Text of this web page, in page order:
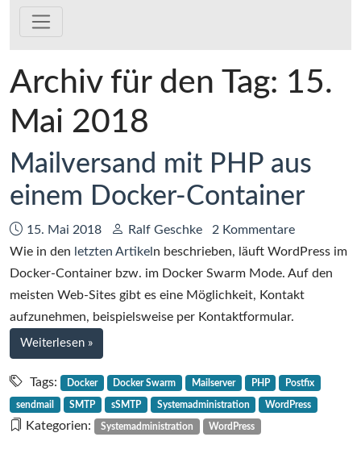
Archiv für den Tag: 15.
Mai 2018
Mailversand mit PHP aus
einem Docker-Container
Datum:
15. Mai 2018 Autor:
Ralf Geschke
2 Kommentare
Wie in den letzten Artikel n beschrieben, läuft WordPress im
Docker-Container bzw. im Docker Swarm Mode. Auf den
meisten Web-Sites gibt es eine Möglichkeit, Kontakt
aufzunehmen, beispielsweise per Kontaktformular.
Weiterlesen bei
Mailversand
mit
PHP
aus
»
Tags: Docker Docker Swarm Mailserver PHP Postfix
sendmail SMTP sSMTP Systemadministration WordPress
Kategorien: Systemadministration WordPress